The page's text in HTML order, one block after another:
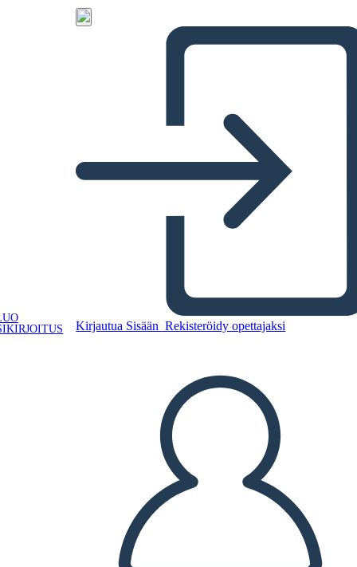
Kirjautua Sisään Rekisteröidy opettajaksi